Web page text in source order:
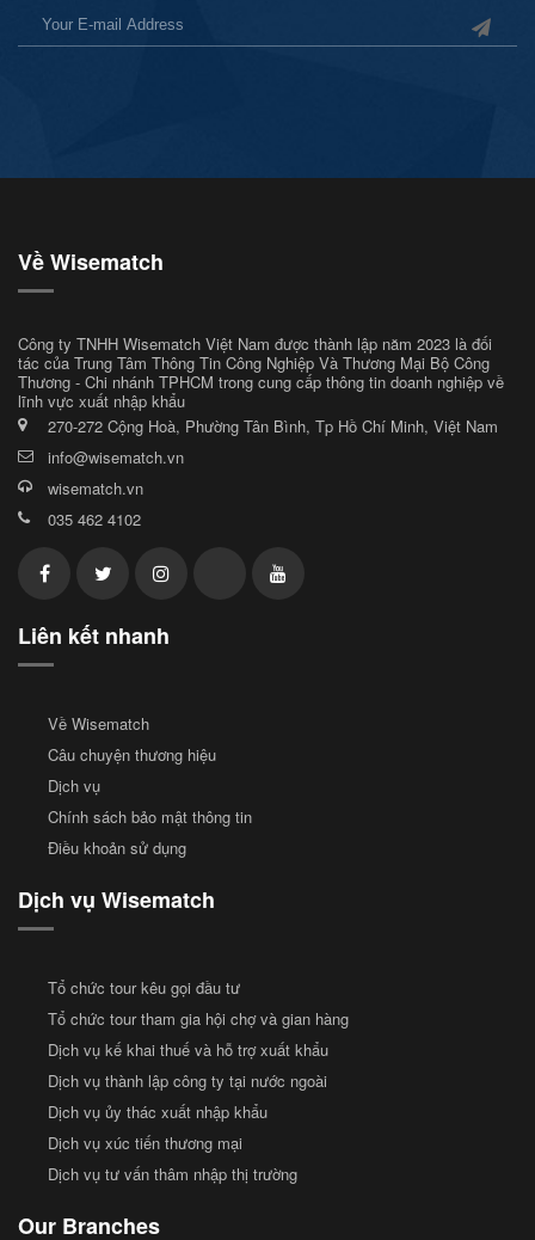
Về Wisematch
Công ty TNHH Wisematch Việt Nam được thành lập năm 2023 là đối
tác của Trung Tâm Thông Tin Công Nghiệp Và Thương Mại Bộ Công
Thương - Chi nhánh TPHCM trong cung cấp thông tin doanh nghiệp về
lĩnh vực xuất nhập khẩu
270-272 Cộng Hoà, Phường Tân Bình, Tp Hồ Chí Minh, Việt Nam
info@wisematch.vn
wisematch.vn
035 462 4102
Liên kết nhanh
Về Wisematch
Câu chuyện thương hiệu
Dịch vụ
Chính sách bảo mật thông tin
Điều khoản sử dụng
Dịch vụ Wisematch
Tổ chức tour kêu gọi đầu tư
Tổ chức tour tham gia hội chợ và gian hàng
Dịch vụ kế khai thuế và hỗ trợ xuất khẩu
Dịch vụ thành lập công ty tại nước ngoài
Dịch vụ ủy thác xuất nhập khẩu
Dịch vụ xúc tiến thương mại
Dịch vụ tư vấn thâm nhập thị trường
Our Branches